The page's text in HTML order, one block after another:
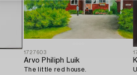
1727603
Arvo Philiph Luik
The little red house.